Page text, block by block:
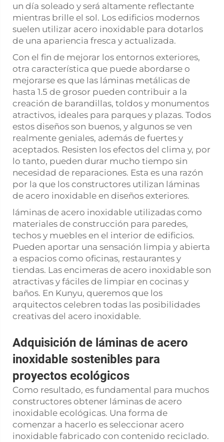
un día soleado y será altamente reflectante
mientras brille el sol. Los edificios modernos
suelen utilizar acero inoxidable para dotarlos
de una apariencia fresca y actualizada.
Con el fin de mejorar los entornos exteriores,
otra característica que puede abordarse o
mejorarse es que las láminas metálicas de
hasta 1.5 de grosor pueden contribuir a la
creación de barandillas, toldos y monumentos
atractivos, ideales para parques y plazas. Todos
estos diseños son buenos, y algunos se ven
realmente geniales, además de fuertes y
aceptados. Resisten los efectos del clima y, por
lo tanto, pueden durar mucho tiempo sin
necesidad de reparaciones. Esta es una razón
por la que los constructores utilizan láminas
de acero inoxidable en diseños exteriores.
láminas de acero inoxidable utilizadas como
materiales de construcción para paredes,
techos y muebles en el interior de edificios.
Pueden aportar una sensación limpia y abierta
a espacios como oficinas, restaurantes y
tiendas. Las encimeras de acero inoxidable son
atractivas y fáciles de limpiar en cocinas y
baños. En Kunyu, queremos que los
arquitectos celebren todas las posibilidades
creativas del acero inoxidable.
Adquisición de láminas de acero
inoxidable sostenibles para
proyectos ecológicos
Como resultado, es fundamental para muchos
constructores obtener láminas de acero
inoxidable ecológicas. Una forma de
comenzar a hacerlo es seleccionar acero
inoxidable fabricado con contenido reciclado.